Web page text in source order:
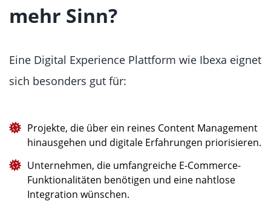
mehr Sinn?
Eine Digital Experience Plattform wie Ibexa eignet
sich besonders gut für:
Projekte, die über ein reines Content Management
hinausgehen und digitale Erfahrungen priorisieren.
Unternehmen, die umfangreiche E-Commerce-
Funktionalitäten benötigen und eine nahtlose
Integration wünschen.